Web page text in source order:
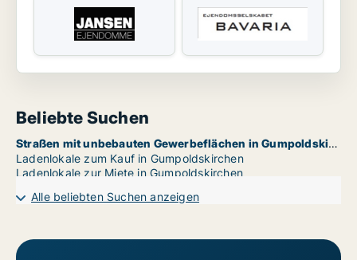
Beliebte Suchen
Straßen mit unbebauten Gewerbeflächen in Gumpoldskirchen
Ladenlokale zum Kauf in Gumpoldskirchen
Ladenlokale zur Miete in Gumpoldskirchen
Alle beliebten Suchen anzeigen